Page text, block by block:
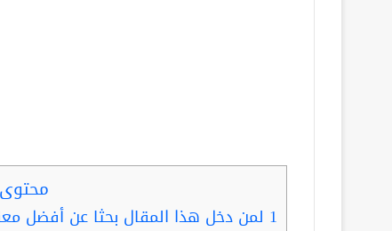
1 لمن دخل هذا المقال بحثا عن أفضل